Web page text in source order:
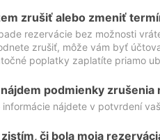
zrušiť alebo zmeniť
rezervácie bez možnosti
zrušiť, môže vám byť
poplatky zaplatíte priamo
nájdem podmienky zrušenia
informácie nájdete v potvrdení
či bola moja